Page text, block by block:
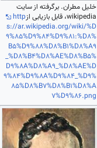
خلیل مطران. برگرفته از سایت
wikipedia، قابل بازیابی از
http
s://ar.wikipedia.org/wiki/%D
9%85%D9%84%D9%81:%D8%
B5%D9%88%D8%B1%D8%A9
_%D8%B4%D8%AE%D8%B5%
D9%8A%D8%A9_%D8%AE%D
9%84%D9%8A%D9%84_%D9%
85%D8%B7%D8%B1%D8%A
7%D9%86.png